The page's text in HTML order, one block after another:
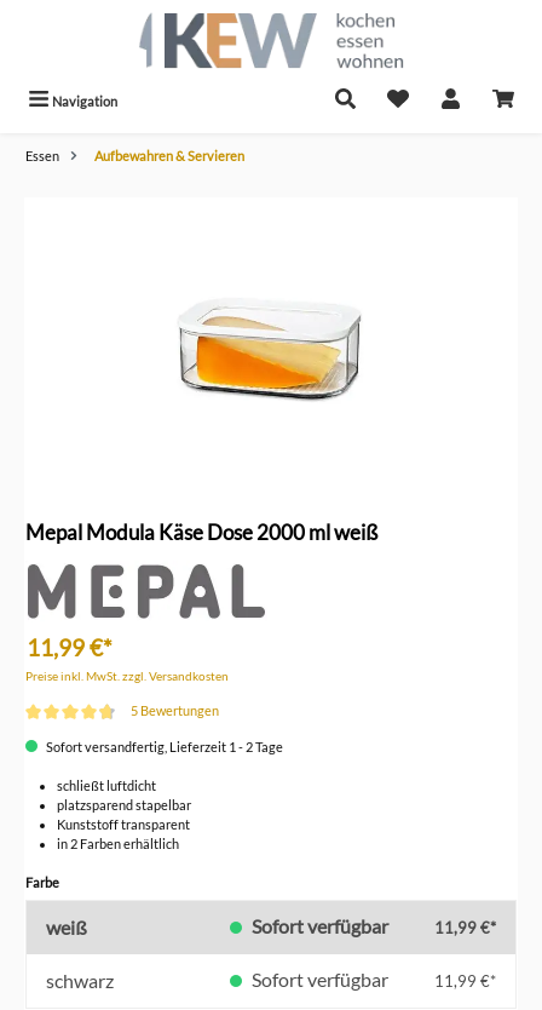
Navigation
Essen Aufbewahren & Servieren
Mepal Modula Käse Dose 2000 ml weiß
11,99 €*
Preise inkl. MwSt. zzgl. Versandkosten
5 Bewertungen
Sofort versandfertig, Lieferzeit 1 - 2 Tage
schließt luftdicht
platzsparend stapelbar
Kunststoff transparent
in 2 Farben erhältlich
Farbeauswählen
weiß Sofort verfügbar 11,99 €*
schwarz Sofort verfügbar 11,99 €*